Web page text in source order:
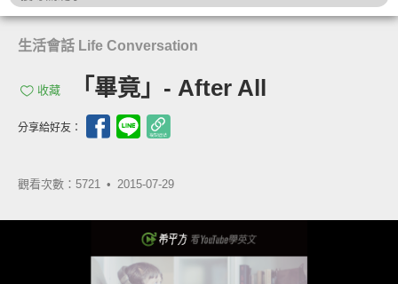
生活會話 Life Conversation
收藏 「畢竟」- After All
分享給好友：
觀看次數：5721 • 2015-07-29